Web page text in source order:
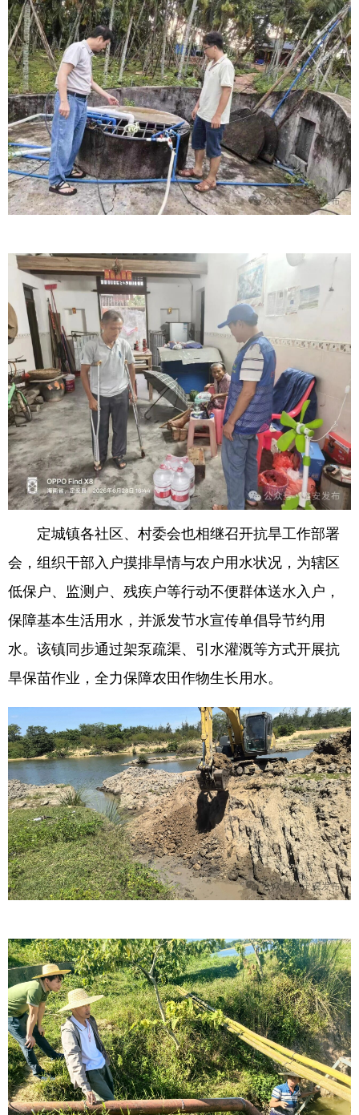
定城镇各社区、村委会也相继召开抗旱工作部署
会，组织干部入户摸排旱情与农户用水状况，为辖区
低保户、监测户、残疾户等行动不便群体送水入户，
保障基本生活用水，并派发节水宣传单倡导节约用
水。该镇同步通过架泵疏渠、引水灌溉等方式开展抗
旱保苗作业，全力保障农田作物生长用水。